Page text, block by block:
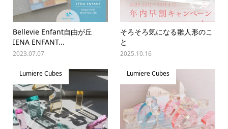
Bellevie Enfant自由が丘
IENA ENFANT...
2023.07.07
そろそろ気になる雛人形のこ
と
2025.10.16
Lumiere Cubes Lumiere Cubes